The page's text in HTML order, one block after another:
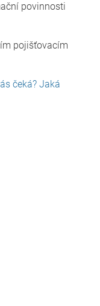
povinnosti
pojišťovacím
čeká? Jaká